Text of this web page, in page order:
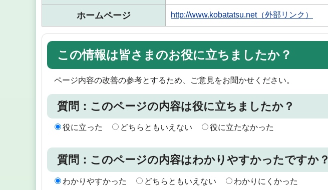
ホームページ http://www.kobatatsu.net（外部リンク）
この情報は皆さまのお役に立ちましたか？
ページ内容の改善の参考とするため、ご意見をお聞かせください。
質問：このページの内容は役に立ちましたか？
役に立った どちらともいえない 役に立たなかった
質問：このページの内容はわかりやすかったですか？
わかりやすかった どちらともいえない わかりにくかった